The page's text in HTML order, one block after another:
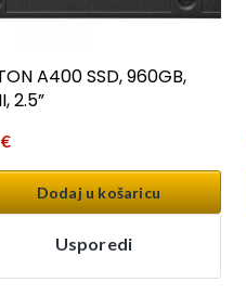
A400 SSD, 960GB,
2.5”
€
Dodaj u košaricu
Usporedi